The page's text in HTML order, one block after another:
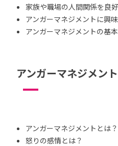
家族や職場の人間関係を良
アンガーマネジメントに興
アンガーマネジメントの基
アンガーマネジメン
アンガーマネジメントとは？
怒りの感情とは？